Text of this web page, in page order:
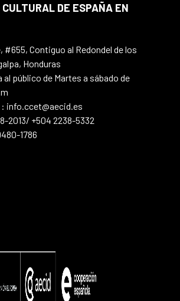
DE ESPAÑA EN
#655, Contiguo al Redondel de los
Honduras
público de Martes a sábado de
info.ccet@aecid.es
2013/ +504 2238-5332
1786